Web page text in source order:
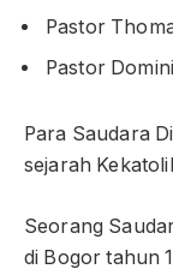
Pastor
Pastor
Para Saudara
sejarah
Seorang
di Bogor tahun